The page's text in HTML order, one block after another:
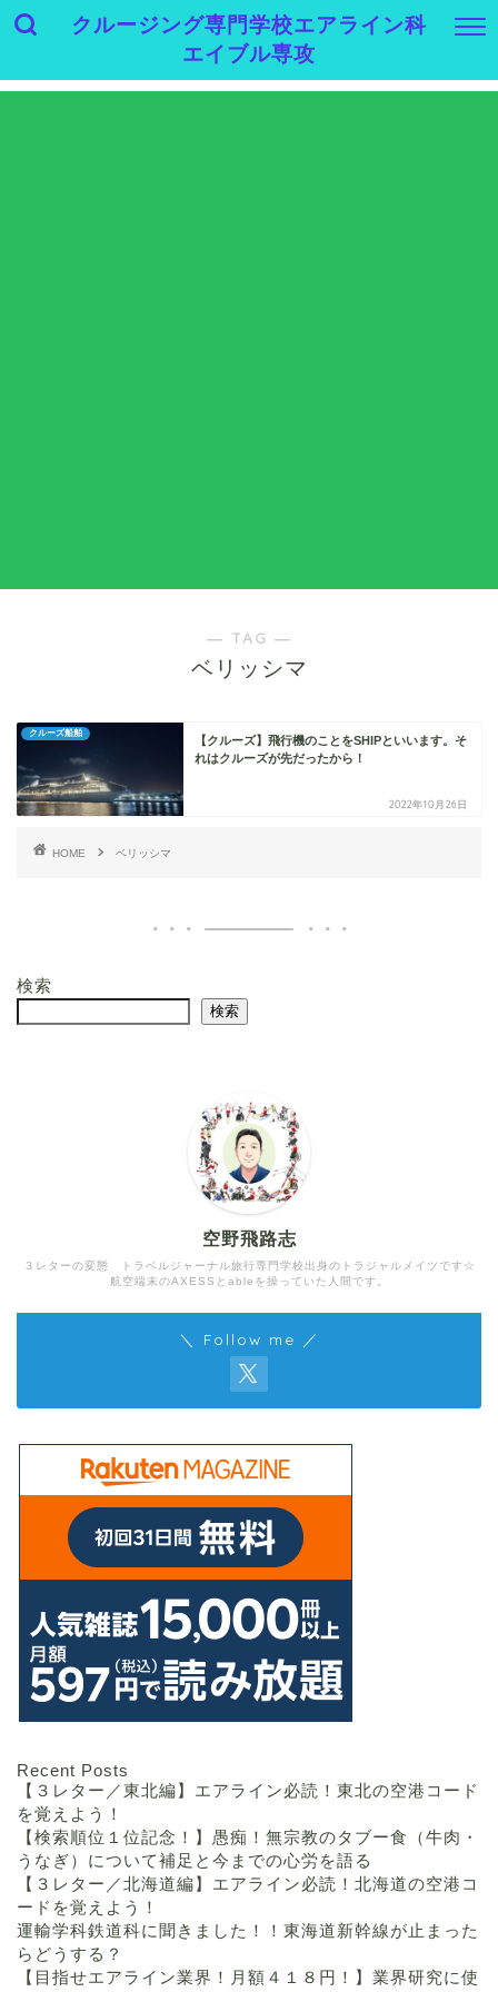
クルージング専門学校エアライン科
エイブル専攻
― TAG ―
ベリッシマ
クルーズ船舶
【クルーズ】飛行機のことをSHIPといいます。そ
れはクルーズが先だったから！
2022年10月26日
HOME ベリッシマ
検索
検索
３レターの変態 トラベルジャーナル旅行専門学校出身のトラジャルメイツです☆
航空端末のAXESSとableを操っていた人間です。
空野飛路志
＼ Follow me ／
Recent Posts
【３レター／東北編】エアライン必読！東北の空港コード
を覚えよう！
【検索順位１位記念！】愚痴！無宗教のタブー食（牛肉・
うなぎ）について補足と今までの心労を語る
【３レター／北海道編】エアライン必読！北海道の空港コ
ードを覚えよう！
運輸学科鉄道科に聞きました！！東海道新幹線が止まった
らどうする？
【目指せエアライン業界！月額４１８円！】業界研究に使